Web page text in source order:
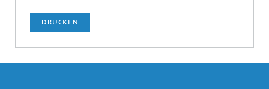
DRUCKEN